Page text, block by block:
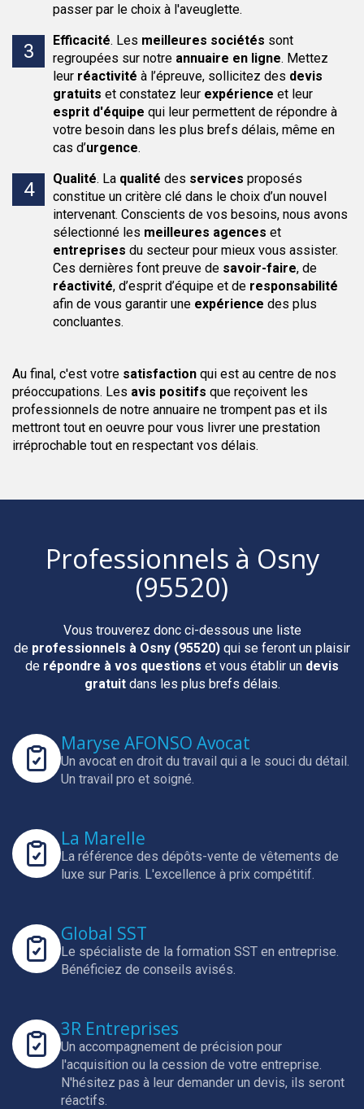
passer par le choix à l'aveuglette.
Efficacité. Les meilleures sociétés sont
regroupées sur notre annuaire en ligne. Mettez
leur réactivité à l’épreuve, sollicitez des devis
gratuits et constatez leur expérience et leur
esprit d'équipe qui leur permettent de répondre à
votre besoin dans les plus brefs délais, même en
cas d’urgence.
Qualité. La qualité des services proposés
constitue un critère clé dans le choix d’un nouvel
intervenant. Conscients de vos besoins, nous avons
sélectionné les meilleures agences et
entreprises du secteur pour mieux vous assister.
Ces dernières font preuve de savoir-faire, de
réactivité, d’esprit d’équipe et de responsabilité
afin de vous garantir une expérience des plus
concluantes.
Au final, c'est votre satisfaction qui est au centre de nos
préoccupations. Les avis positifs que reçoivent les
professionnels de notre annuaire ne trompent pas et ils
mettront tout en oeuvre pour vous livrer une prestation
irréprochable tout en respectant vos délais.
Professionnels à Osny
(95520)
Vous trouverez donc ci-dessous une liste
de professionnels à Osny (95520) qui se feront un plaisir
de répondre à vos questions et vous établir un devis
gratuitdans les plus brefs délais.
Maryse AFONSO Avocat
Un avocat en droit du travail qui a le souci du détail.
Un travail pro et soigné.
La Marelle
La référence des dépôts-vente de vêtements de
luxe sur Paris. L'excellence à prix compétitif.
Global SST
Le spécialiste de la formation SST en entreprise.
Bénéficiez de conseils avisés.
3R Entreprises
Un accompagnement de précision pour
l'acquisition ou la cession de votre entreprise.
N'hésitez pas à leur demander un devis, ils seront
réactifs.